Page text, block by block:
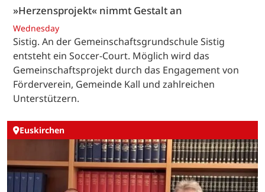
»Herzensprojekt« nimmt Gestalt an
Wednesday
Sistig. An der Gemeinschaftsgrundschule Sistig
entsteht ein Soccer-Court. Möglich wird das
Gemeinschaftsprojekt durch das Engagement von
Förderverein, Gemeinde Kall und zahlreichen
Unterstützern.
Euskirchen